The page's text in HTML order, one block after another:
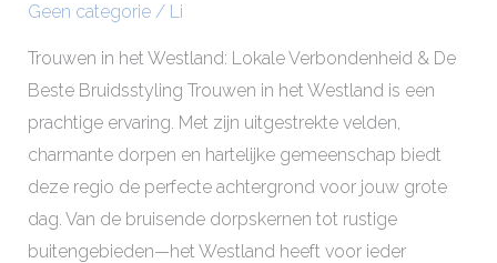
Geen categorie/ Li
Trouwen in het Westland: Lokale Verbondenheid & De
Beste Bruidsstyling Trouwen in het Westland is een
prachtige ervaring. Met zijn uitgestrekte velden,
charmante dorpen en hartelijke gemeenschap biedt
deze regio de perfecte achtergrond voor jouw grote
dag. Van de bruisende dorpskernen tot rustige
buitengebieden—het Westland heeft voor ieder